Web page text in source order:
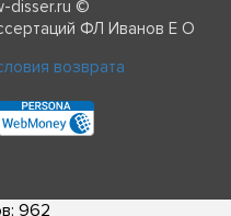
disser.ru ©
ФЛ Иванов Е О
возврата
962